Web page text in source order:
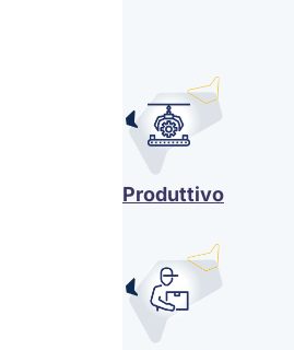
Produttivo